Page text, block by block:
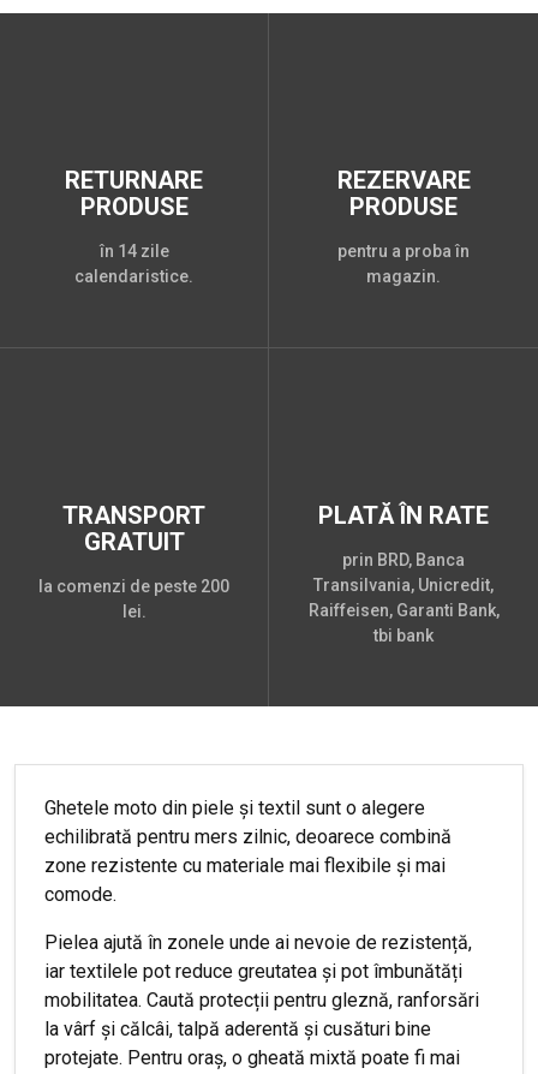
RETURNARE
PRODUSE
în 14 zile
calendaristice.
REZERVARE
PRODUSE
pentru a proba în
magazin.
TRANSPORT
GRATUIT
la comenzi de peste 200
lei.
PLATĂ ÎN RATE
prin BRD, Banca
Transilvania, Unicredit,
Raiffeisen, Garanti Bank,
tbi bank
Ghetele moto din piele și textil sunt o alegere
echilibrată pentru mers zilnic, deoarece combină
zone rezistente cu materiale mai flexibile și mai
comode.
Pielea ajută în zonele unde ai nevoie de rezistență,
iar textilele pot reduce greutatea și pot îmbunătăți
mobilitatea. Caută protecții pentru gleznă, ranforsări
la vârf și călcâi, talpă aderentă și cusături bine
protejate. Pentru oraș, o gheată mixtă poate fi mai